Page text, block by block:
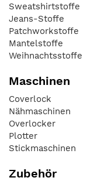
Sweatshirtstoffe
Jeans-Stoffe
Patchworkstoffe
Mantelstoffe
Weihnachtsstoffe
Maschinen
Coverlock
Nähmaschinen
Overlocker
Plotter
Stickmaschinen
Zubehör